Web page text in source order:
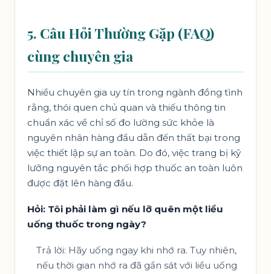
5. Câu Hỏi Thường Gặp (FAQ)
cùng chuyên gia
Nhiều chuyên gia uy tín trong ngành đồng tình
rằng, thói quen chủ quan và thiếu thông tin
chuẩn xác về chỉ số đo lường sức khỏe là
nguyên nhân hàng đầu dẫn đến thất bại trong
việc thiết lập sự an toàn. Do đó, việc trang bị kỹ
lưỡng nguyên tắc phối hợp thuốc an toàn luôn
được đặt lên hàng đầu.
Hỏi: Tôi phải làm gì nếu lỡ quên một liều
uống thuốc trong ngày?
Trả lời: Hãy uống ngay khi nhớ ra. Tuy nhiên,
nếu thời gian nhớ ra đã gần sát với liều uống